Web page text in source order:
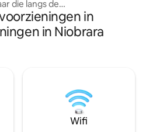
die langs de
veel ruimte
verderop.
jaar in dit huis
om het met
keuken met een
bubbelbad, twee
zonnekamer met
visschoonmaakstation. Kom
alles wat je nodig
boodschappen,
. 5-sterren VRBO
in
in Niobrara
Wifi